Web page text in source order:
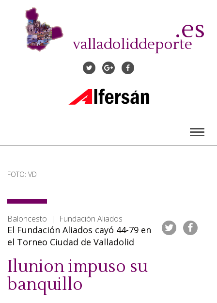
contenido
valladoliddeporte
.es
FOTO: VD
Baloncesto | Fundación Aliados
El Fundación Aliados cayó 44-79 en
el Torneo Ciudad de Valladolid
Ilunion impuso su
banquillo